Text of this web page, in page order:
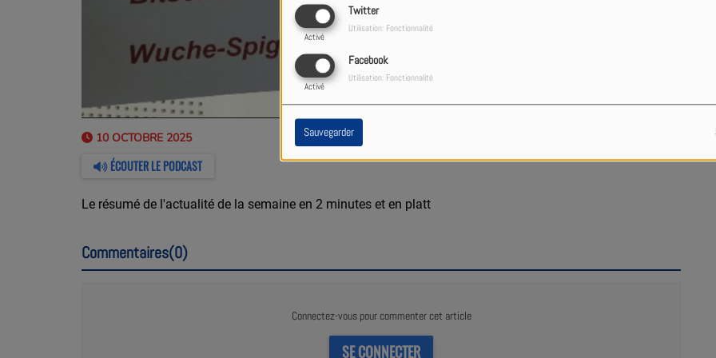
Twitter
Activé
Utilisation: Fonctionnalité
Facebook
Activé
Utilisation: Fonctionnalité
Sauvegarder
10 OCTOBRE 2025
ÉCOUTER LE PODCAST
Le résumé de l'actualité de la semaine en 2 minutes et en platt
Commentaires(0)
Connectez-vous pour commenter cet article
SE CONNECTER